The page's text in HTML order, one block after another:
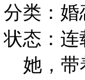
分类：婚
状态：连
她，带